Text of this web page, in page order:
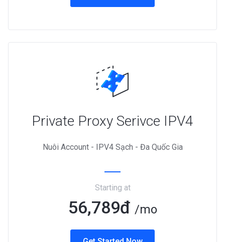
Private Proxy Serivce IPV4
Nuôi Account - IPV4 Sạch - Đa Quốc Gia
Starting at
56,789đ /mo